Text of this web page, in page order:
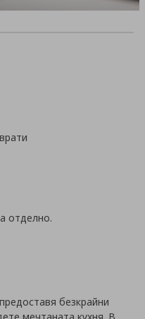
отделно.
безкрайни